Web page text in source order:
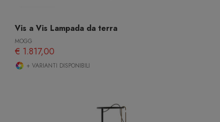
Vis a Vis Lampada da terra
MOGG
€ 1.817,00
+ VARIANTI DISPONIBILI